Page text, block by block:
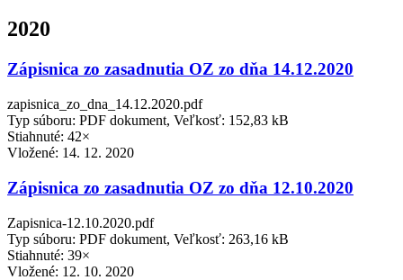
2020
Zápisnica zo zasadnutia OZ zo dňa 14.12.2020
zapisnica_zo_dna_14.12.2020.pdf
Typ súboru: PDF dokument, Veľkosť: 152,83 kB
Stiahnuté: 42×
Vložené: 14. 12. 2020
Zápisnica zo zasadnutia OZ zo dňa 12.10.2020
Zapisnica-12.10.2020.pdf
Typ súboru: PDF dokument, Veľkosť: 263,16 kB
Stiahnuté: 39×
Vložené: 12. 10. 2020